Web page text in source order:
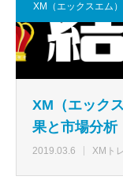
XM（エックスエム）
XM（エック
果と市場分析
2019.03.6 XMト